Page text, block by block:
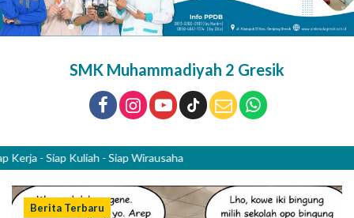
SMK Muhammadiyah 2 Gresik
- Siap Kuliah - Siap Wirausaha
Berita Terbaru